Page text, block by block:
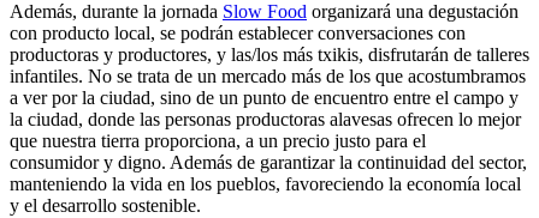
Además, durante la jornada Slow Food organizará una degustación
con producto local, se podrán establecer conversaciones con
productoras y productores, y las/los más txikis, disfrutarán de talleres
infantiles. No se trata de un mercado más de los que acostumbramos
a ver por la ciudad, sino de un punto de encuentro entre el campo y
la ciudad, donde las personas productoras alavesas ofrecen lo mejor
que nuestra tierra proporciona, a un precio justo para el
consumidor y digno. Además de garantizar la continuidad del sector,
manteniendo la vida en los pueblos, favoreciendo la economía local
y el desarrollo sostenible.